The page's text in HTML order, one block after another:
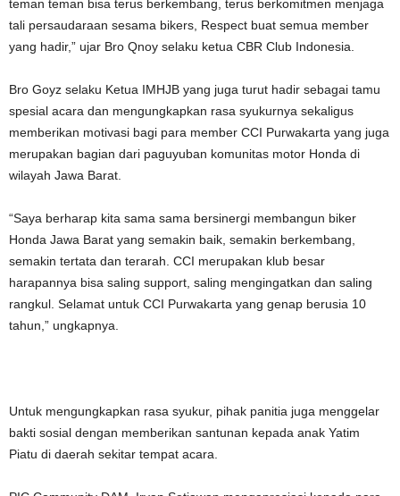
teman teman bisa terus berkembang, terus berkomitmen menjaga
tali persaudaraan sesama bikers, Respect buat semua member
yang hadir,” ujar Bro Qnoy selaku ketua CBR Club Indonesia.
Bro Goyz selaku Ketua IMHJB yang juga turut hadir sebagai tamu
spesial acara dan mengungkapkan rasa syukurnya sekaligus
memberikan motivasi bagi para member CCI Purwakarta yang juga
merupakan bagian dari paguyuban komunitas motor Honda di
wilayah Jawa Barat.
“Saya berharap kita sama sama bersinergi membangun biker
Honda Jawa Barat yang semakin baik, semakin berkembang,
semakin tertata dan terarah. CCI merupakan klub besar
harapannya bisa saling support, saling mengingatkan dan saling
rangkul. Selamat untuk CCI Purwakarta yang genap berusia 10
tahun,” ungkapnya.
Untuk mengungkapkan rasa syukur, pihak panitia juga menggelar
bakti sosial dengan memberikan santunan kepada anak Yatim
Piatu di daerah sekitar tempat acara.